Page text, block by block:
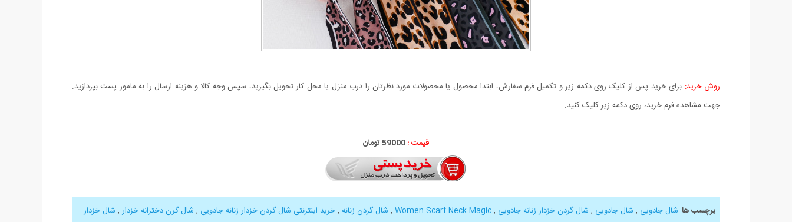
روش خرید: برای خرید پس از کلیک روی دکمه زیر و تکمیل فرم سفارش، ابتدا محصول یا محصولات مورد نظرتان را درب منزل یا محل کار تحویل بگیرید، سپس وجه کالا و هزینه ارسال را به مامور پست بپردازید.
جهت مشاهده فرم خرید، روی دکمه زیر کلیک کنید.
قیمت :59000 تومان
برچسب ها:شال جادویی , شال جادویی , شال گردن خزدار زنانه جادویی ,
Women Scarf Neck Magic
, شال گردن زنانه ,خرید اینترنتی شال گردن خزدار زنانه جادویی , شال گرن دخترانه خزدار , شال خزدار